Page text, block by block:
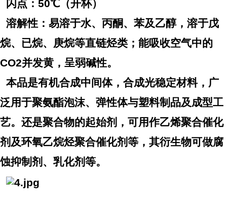
闪点：50℃（开杯）
溶解性：易溶于水、丙酮、苯及乙醇，溶于戊
烷、已烷、庚烷等直链烃类；能吸收空气中的
CO2并发黄，呈弱碱性。
本品是有机合成中间体，合成光稳定材料，广
泛用于聚氨酯泡沫、弹性体与塑料制品及成型工
艺。还是聚合物的起始剂，可用作乙烯聚合催化
剂及环氧乙烷烃聚合催化剂等，其衍生物可做腐
蚀抑制剂、乳化剂等。